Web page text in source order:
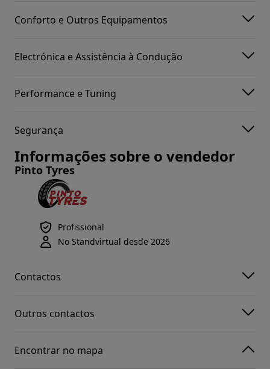
Conforto e Outros Equipamentos
Electrónica e Assistência à Condução
Performance e Tuning
Segurança
Informações sobre o vendedor
Pinto Tyres
Profissional
No Standvirtual desde 2026
Contactos
Outros contactos
Encontrar no mapa